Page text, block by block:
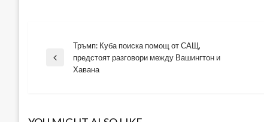
Навигация
Previous
Тръмп: Куба поиска помощ от САЩ,
предстоят разговори между Вашингтон и
Хавана